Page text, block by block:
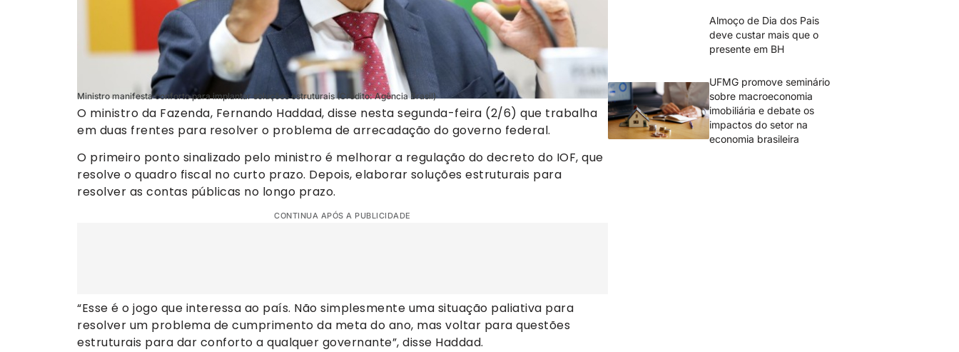
Ministro manifesta conforto para implantar soluções estruturais (Crédito: Agência Brasil)
O ministro da Fazenda, Fernando Haddad, disse nesta segunda-feira (2/6) que trabalha
em duas frentes para resolver o problema de arrecadação do governo federal.
O primeiro ponto sinalizado pelo ministro é melhorar a regulação do decreto do IOF, que
resolve o quadro fiscal no curto prazo. Depois, elaborar soluções estruturais para
resolver as contas públicas no longo prazo.
CONTINUA APÓS A PUBLICIDADE
“Esse é o jogo que interessa ao país. Não simplesmente uma situação paliativa para
resolver um problema de cumprimento da meta do ano, mas voltar para questões
estruturais para dar conforto a qualquer governante”, disse Haddad.
Almoço de Dia dos Pais
deve custar mais que o
presente em BH
UFMG promove seminário
sobre macroeconomia
imobiliária e debate os
impactos do setor na
economia brasileira